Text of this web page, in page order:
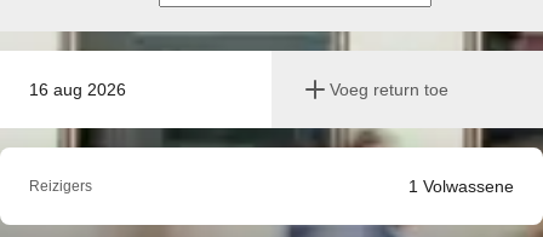
16 aug 2026 Voeg return toe
Reizigers 1 Volwassene